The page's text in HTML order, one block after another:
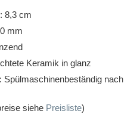
8,3 cm
mm
Keramik in glanz
Spülmaschinenbeständig nach
siehe Preisliste)